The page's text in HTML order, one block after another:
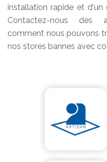
installation rapide et d'un
Contactez-nous dès
comment nous pouvons
nos stores bannes avec